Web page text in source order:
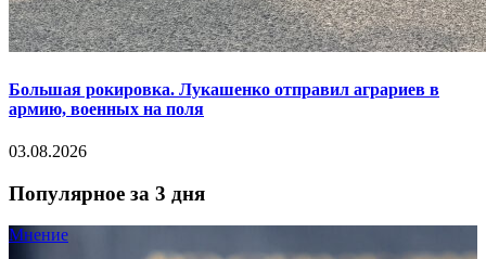
Большая рокировка. Лукашенко отправил аграриев в
армию, военных на поля
03.08.2026
Популярное за 3 дня
Мнение